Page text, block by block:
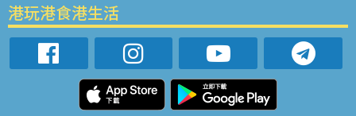
港玩港食港生活